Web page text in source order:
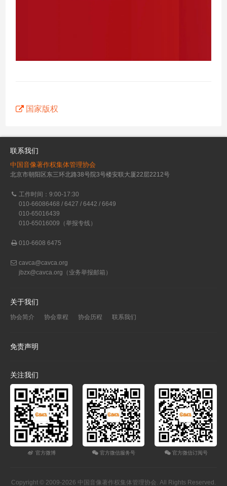
国家版权
联系我们
中国音像著作权集体管理协会
北京市朝阳区东三环北路38号院3号楼安联大厦22层2212号
工作时间：9:00-17:30
010-66086468 / 6427 / 6442 / 6649
010-65016439
010-65016009（举报专线）
010-6608 6475
cavca@cavca.org
jbzx@cavca.org （业务举报邮箱）
关于我们
协会简介 协会章程 协会历程 联系我们
免责声明
关注我们
官方微博 官方微信服务号 官方微信订阅号
Copyright © 2009-2026 中国音像著作权集体管理协会. All Rights Reserved.